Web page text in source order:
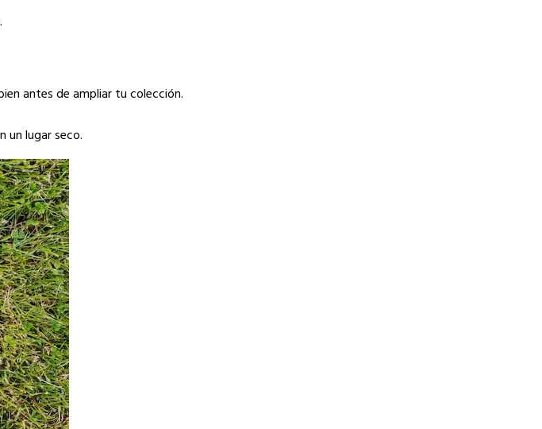
antes de ampliar tu colección.
un lugar seco.